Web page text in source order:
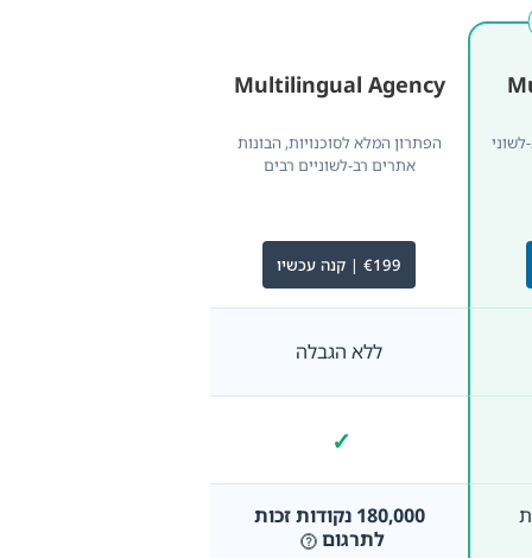
Multilingual Agency
הפתרון המלא לסוכנויות, הבונות
אתרים רב-לשוניים רבים
€199 | קנה עכשיו
ללא הגבלה
✓
180,000 נקודות זכות
לתרגום